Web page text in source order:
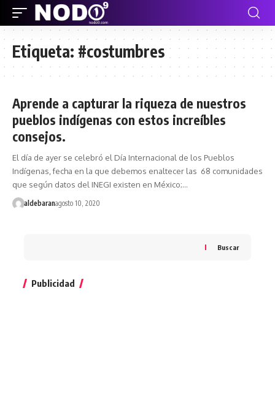
Etiqueta:#costumbres
Aprende a capturar la riqueza de nuestros
pueblos indígenas con estos increíbles
consejos.
El día de ayer se celebró el Día Internacional de los Pueblos
Indígenas, fecha en la que debemos enaltecer las 68 comunidades
que según datos del INEGI existen en México;…
aldebaranagosto 10, 2020
Buscar
Publicidad